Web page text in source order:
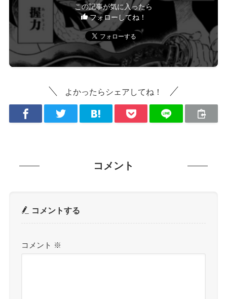
この記事が気に入ったら
フォローしてね！
よかったらシェアしてね！
コメント
コメントする
コメント ※